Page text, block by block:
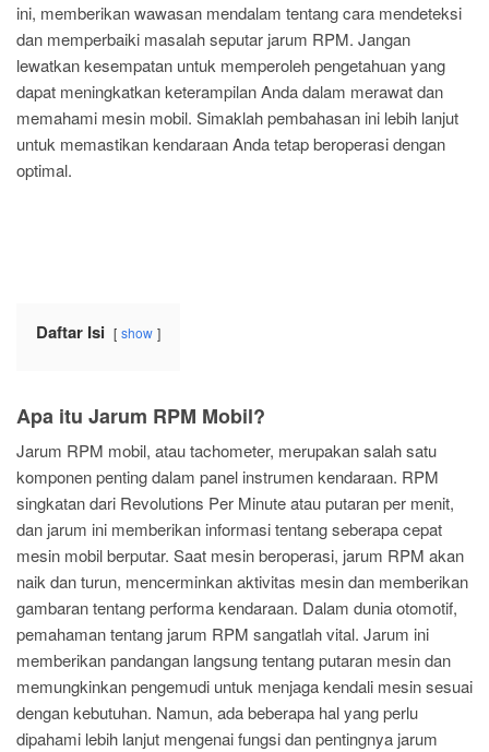
ini, memberikan wawasan mendalam tentang cara mendeteksi
dan memperbaiki masalah seputar jarum RPM. Jangan
lewatkan kesempatan untuk memperoleh pengetahuan yang
dapat meningkatkan keterampilan Anda dalam merawat dan
memahami mesin mobil. Simaklah pembahasan ini lebih lanjut
untuk memastikan kendaraan Anda tetap beroperasi dengan
optimal.
Daftar Isi show
Apa itu Jarum RPM Mobil?
Jarum RPM mobil, atau tachometer, merupakan salah satu
komponen penting dalam panel instrumen kendaraan. RPM
singkatan dari Revolutions Per Minute atau putaran per menit,
dan jarum ini memberikan informasi tentang seberapa cepat
mesin mobil berputar. Saat mesin beroperasi, jarum RPM akan
naik dan turun, mencerminkan aktivitas mesin dan memberikan
gambaran tentang performa kendaraan. Dalam dunia otomotif,
pemahaman tentang jarum RPM sangatlah vital. Jarum ini
memberikan pandangan langsung tentang putaran mesin dan
memungkinkan pengemudi untuk menjaga kendali mesin sesuai
dengan kebutuhan. Namun, ada beberapa hal yang perlu
dipahami lebih lanjut mengenai fungsi dan pentingnya jarum